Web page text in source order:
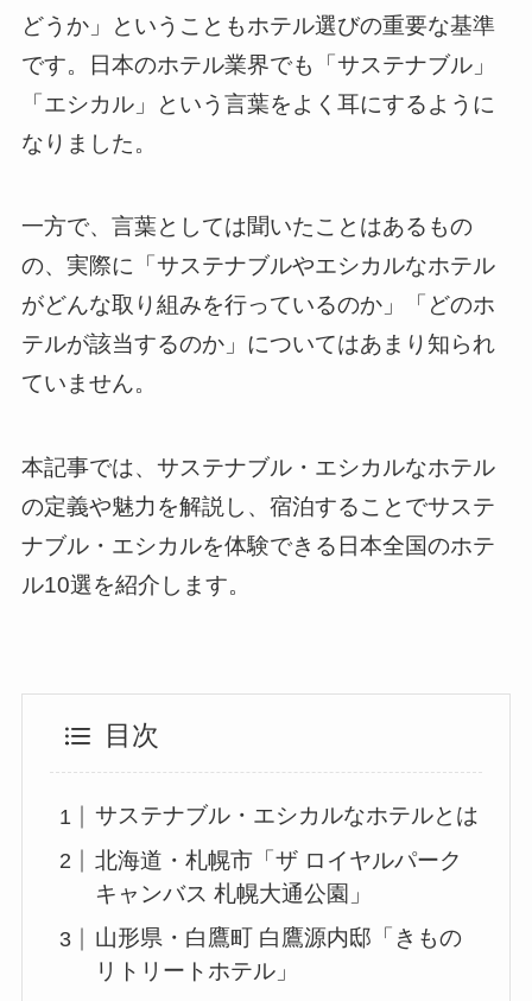
どうか」ということもホテル選びの重要な基準
です。日本のホテル業界でも「サステナブル」
「エシカル」という言葉をよく耳にするように
なりました。
一方で、言葉としては聞いたことはあるもの
の、実際に「サステナブルやエシカルなホテル
がどんな取り組みを行っているのか」「どのホ
テルが該当するのか」についてはあまり知られ
ていません。
本記事では、サステナブル・エシカルなホテル
の定義や魅力を解説し、宿泊することでサステ
ナブル・エシカルを体験できる日本全国のホテ
ル10選を紹介します。
目次
サステナブル・エシカルなホテルとは
北海道・札幌市「ザ ロイヤルパーク
キャンバス 札幌大通公園」
山形県・白鷹町 白鷹源内邸「きもの
リトリートホテル」